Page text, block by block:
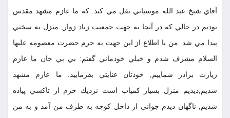
آقاي شيخ عبد الله موسياني نقل مي كند: كه ما عازم مشهد مقدس
بوديم در حالي كه در آنجا به جهت جمعيت زياد زوار, منزل به سختي
پيدا مي شد. من با اطلاع از اين جهت به حرم حضرت معصومه عليها
السلام مشرف شدم و خيلي خودماني گفتم: بي بي جان ما عازم
زيارت برادر شماييم, خودتان عنايتي بفرماييد. ما عازم مشهد
شديم,ديديم منزل بسيار كمياب است نزديك حرم از تاكسي پياده
شديم, ناگهان ديدم جواني از داخل كوچه به طرف من آمد و به من